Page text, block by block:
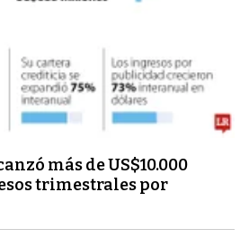
más de US$10.000
trimestrales por